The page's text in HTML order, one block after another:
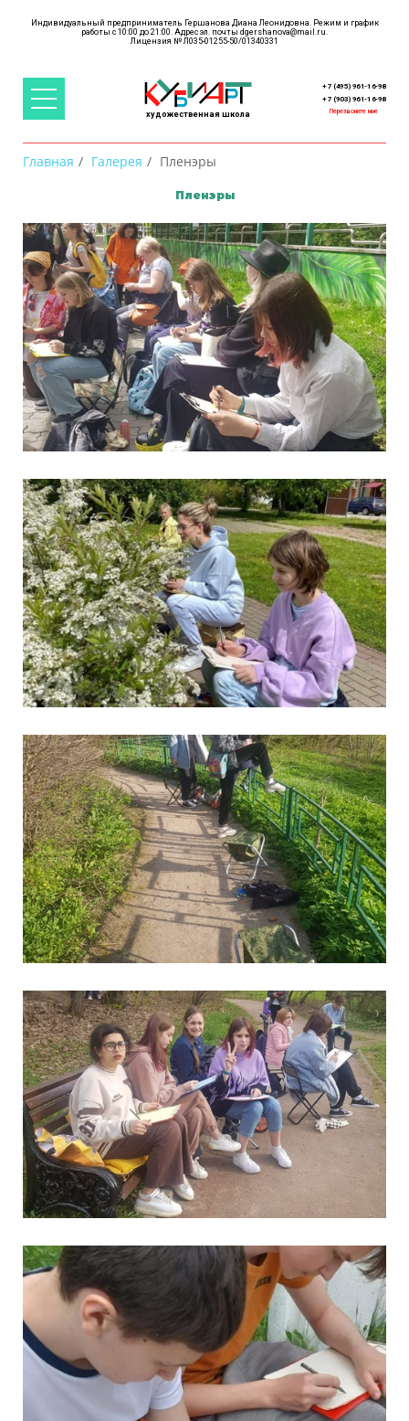
Индивидуальный предприниматель Гершанова Диана Леонидовна. Режим и график
работы с 10:00 до 21:00. Адрес эл. почты dgershanova@mail.ru.
художественная школа
+ 7 (495) 961-16-98
+ 7 (903) 961-16-98
Перезвоните мне
Главная Галерея Пленэры
Пленэры